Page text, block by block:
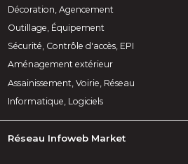
Décoration, Agencement
Outillage, Équipement
Sécurité, Contrôle d'accès, EPI
Aménagement extérieur
Assainissement, Voirie, Réseau
Informatique, Logiciels
Réseau Infoweb Market